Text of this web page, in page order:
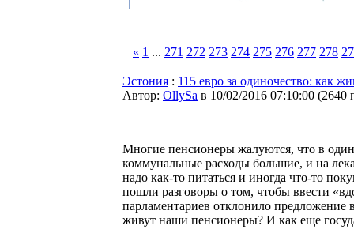
« 1 ... 271 272 273 274 275 276 277 278
Эстония : 115 евро за одиночество: как
Автор: OllySa в 10/02/2016 07:10:00 (2640
Многие пенсионеры жалуются, что в
коммунальные расходы большие, и на
надо как-то питаться и иногда что-то
пошли разговоры о том, чтобы ввести
парламентариев отклонило
живут наши пенсионеры? И как еще